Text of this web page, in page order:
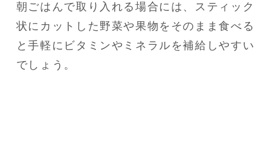
朝ごはんで取り入れる場合には、スティック
状にカットした野菜や果物をそのまま食べる
と手軽にビタミンやミネラルを補給しやすい
でしょう。